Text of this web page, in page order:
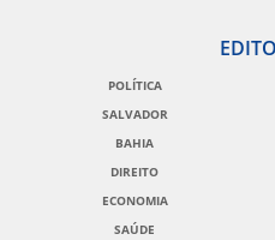
POLÍTICA
SALVADOR
BAHIA
DIREITO
ECONOMIA
SAÚDE